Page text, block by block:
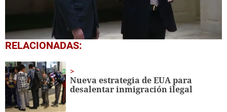
0
seconds
45
seconds
RELACIONADAS:
Nueva estrategia de EUA para
desalentar inmigración ilegal